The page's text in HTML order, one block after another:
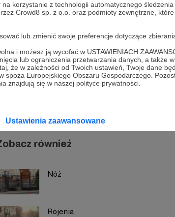
na korzystanie z technologii automatycznego
Crowd8 sp. z o.o. oraz podmioty zewnętrzne,
lub zmienić swoje preferencje dotyczące
i możesz ją wycofać w USTAWIENIACH
lub ograniczenia przetwarzania danych, a także
że w zależności od Twoich ustawień, Twoje dane
spoza Europejskiego Obszaru Gospodarczego.
znajdują się w naszej polityce prywatności.
Ustawienia zaawansowane
Udostępnij
również
Nóż
Rojenia